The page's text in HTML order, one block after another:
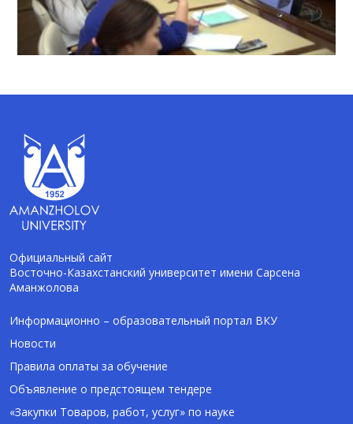
Официальный сайт
Восточно-Казахстанский университет имени Сарсена
Аманжолова
Информационно – образовательный портал ВКУ
Новости
Правила оплаты за обучение
Объявление о предстоящем тендере
«Закупки Товаров, работ, услуг» по науке
Помощник Amanzholov University
Здравствуйте! Я AI-Talapker — помощник
ВКУ им. Сарсена Аманжолова (ВКУ). Отвечу
на вопросы о поступлении в бакалавриат,